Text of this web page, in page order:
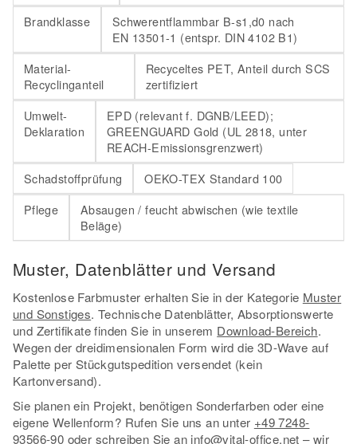
Brandklasse
Schwerentflammbar B-s1,d0 nach
EN 13501-1 (entspr. DIN 4102 B1)
Material-
Recyclinganteil
Recyceltes PET, Anteil durch SCS
zertifiziert
Umwelt-
Deklaration
EPD (relevant f. DGNB/LEED);
GREENGUARD Gold (UL 2818, unter
REACH-Emissionsgrenzwert)
Schadstoffprüfung
OEKO-TEX Standard 100
Pflege
Absaugen / feucht abwischen (wie textile
Beläge)
Muster, Datenblätter und Versand
Kostenlose Farbmuster erhalten Sie in der Kategorie Muster
und Sonstiges. Technische Datenblätter, Absorptionswerte
und Zertifikate finden Sie in unserem Download-Bereich.
Wegen der dreidimensionalen Form wird die 3D-Wave auf
Palette per Stückgutspedition versendet (kein
Kartonversand).
Sie planen ein Projekt, benötigen Sonderfarben oder eine
eigene Wellenform? Rufen Sie uns an unter +49 7248-
93566-90 oder schreiben Sie an info@vital-office.net – wir